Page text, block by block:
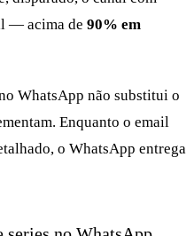
— acima de 90% em
WhatsApp não substitui o
Enquanto o email
o WhatsApp entrega